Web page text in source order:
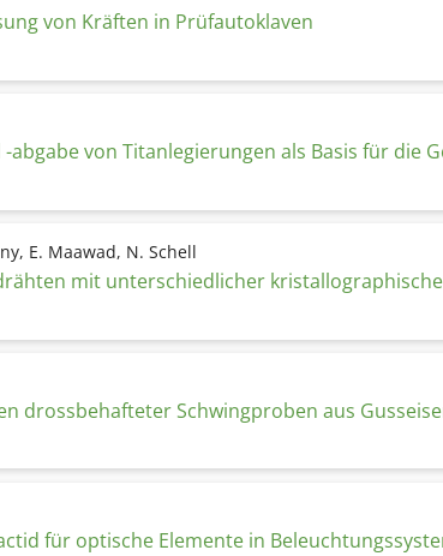
von Kräften in Prüfautoklaven
von Titanlegierungen als Basis für die
E. Maawad, N. Schell
mit unterschiedlicher
drossbehafteter Schwingproben aus
für optische Elemente in